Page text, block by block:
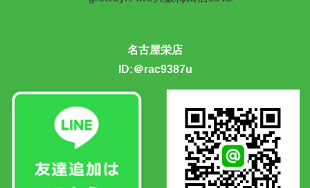
名古屋栄店
ID:＠rac9387u